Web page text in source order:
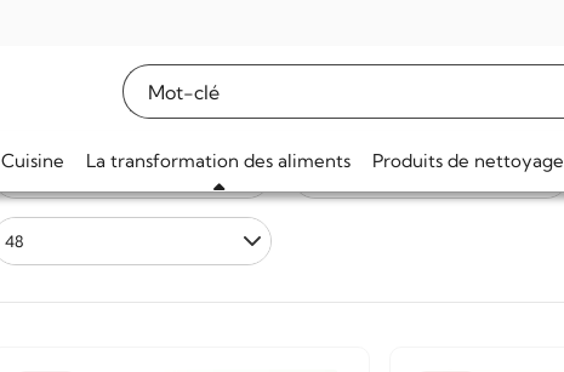
Cuisine La transformation des aliments Produits de nettoyage
Réfractomètres de salinité
Marques Prix
48